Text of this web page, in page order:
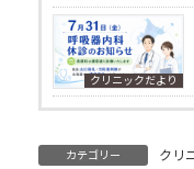
クリニックだより
カテゴリー クリ